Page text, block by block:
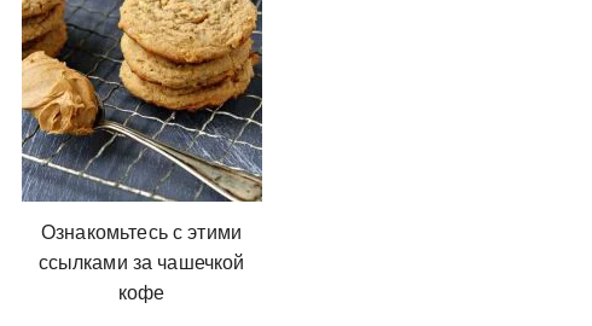
Ознакомьтесь с этими
ссылками за чашечкой
кофе